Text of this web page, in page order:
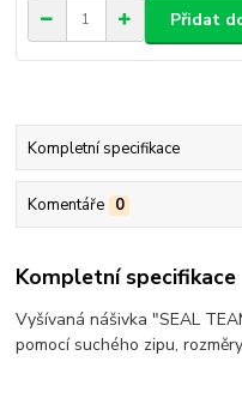
Přidat
Kompletní specifikace
Komentáře 0
Kompletní specifikace
Vyšívaná nášivka "SEAL
pomocí suchého zipu,